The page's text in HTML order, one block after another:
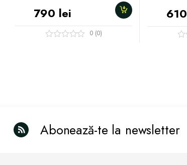
790 lei
0 (0)
610
Abonează-te la newsletter